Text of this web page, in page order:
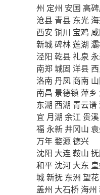
州 定州 安国 高
沧县 青县 东光
西安 铜川 宝鸡
新城碑林莲湖
泾阳 乾县礼泉
南郑城固 洋县
洛南 丹凤 商南
南昌 景德镇萍乡
东湖 西湖 青云谱
宜 月湖 余江 贵溪
福 永新 井冈山
万年婺源德兴
沈阳 大连鞍山
和平 沈河 大东
城新抚 东洲 望花
盖州 大石桥 海州